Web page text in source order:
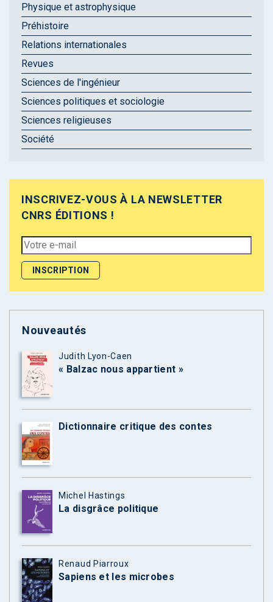
Physique et astrophysique
Préhistoire
Relations internationales
Revues
Sciences de l'ingénieur
Sciences politiques et sociologie
Sciences religieuses
Société
INSCRIVEZ-VOUS À LA NEWSLETTER
CNRS ÉDITIONS !
Nouveautés
Judith Lyon-Caen
« Balzac nous appartient »
Dictionnaire critique des contes
Michel Hastings
La disgrâce politique
Renaud Piarroux
Sapiens et les microbes